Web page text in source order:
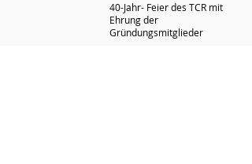
40-Jahr- Feier des TCR mit
Ehrung der
Gründungsmitglieder